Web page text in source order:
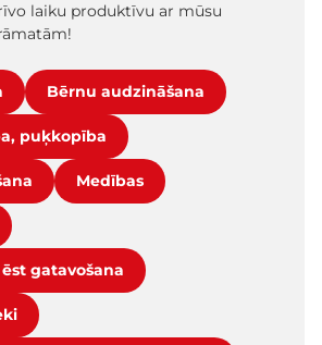
laiku produktīvu ar mūsu
Bērnu audzināšana
puķkopība
Medības
gatavošana